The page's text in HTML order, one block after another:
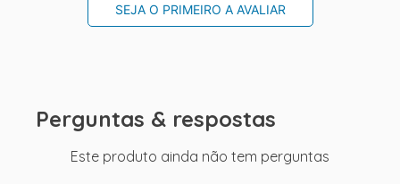
SEJA O PRIMEIRO A AVALIAR
Perguntas & respostas
Este produto ainda não tem perguntas